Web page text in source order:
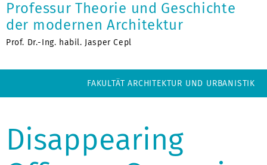
Professur Theorie und Geschichte
der modernen Architektur
Prof. Dr.-Ing. habil. Jasper Cepl
FAKULTÄT ARCHITEKTUR UND URBANISTIK
Disappearing